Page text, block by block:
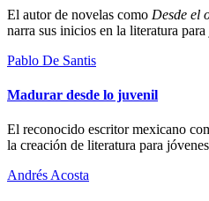
El autor de novelas como Desde el
narra sus inicios en la literatura para
Pablo De Santis
Madurar desde lo juvenil
El reconocido escritor mexicano
la creación de literatura para
Andrés Acosta